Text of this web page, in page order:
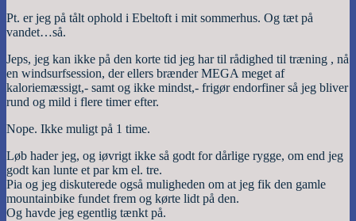
Pt. er jeg på tålt ophold i Ebeltoft i mit sommerhus. Og tæt på
vandet…så.
Jeps, jeg kan ikke på den korte tid jeg har til rådighed til træning , nå
en windsurfsession, der ellers brænder MEGA meget af
kaloriemæssigt,- samt og ikke mindst,- frigør endorfiner så jeg bliver
rund og mild i flere timer efter.
Nope. Ikke muligt på 1 time.
Løb hader jeg, og iøvrigt ikke så godt for dårlige rygge, om end jeg
godt kan lunte et par km el. tre.
Pia og jeg diskuterede også muligheden om at jeg fik den gamle
mountainbike fundet frem og kørte lidt på den.
Og havde jeg egentlig tænkt på.